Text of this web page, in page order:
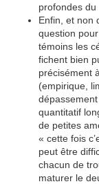
profondes du
Enfin, et non
question
témoins les
fichent bien
précisément
(empirique,
quantitatif
de petites
« cette fois
peut être
chacun de
maturer le